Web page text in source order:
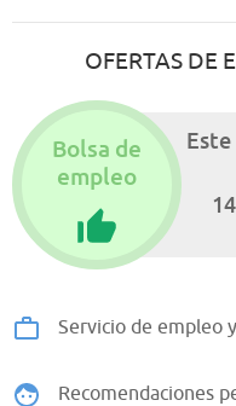
OFERTAS DE
Bolsa de
empleo
Servicio de empleo
Recomendaciones